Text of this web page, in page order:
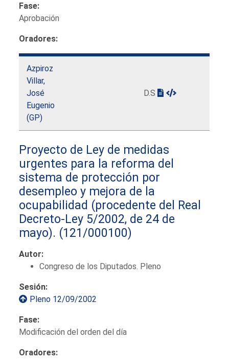
Fase:
Aprobación
Oradores:
Azpiroz
Villar,
José
Eugenio
(GP)
D.S
Proyecto de Ley de medidas
urgentes para la reforma del
sistema de protección por
desempleo y mejora de la
ocupabilidad (procedente del Real
Decreto-Ley 5/2002, de 24 de
mayo). (121/000100)
Autor:
Congreso de los Diputados. Pleno
Sesión:
Pleno 12/09/2002
Fase:
Modificación del orden del día
Oradores: